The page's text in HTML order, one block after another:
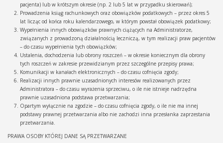
pacjenta) lub w krótszym okresie (np. 2 lub 5 lat w przypadku skierowań);
Prowadzenia ksiąg rachunkowych oraz obowiązków podatkowych – przez okres 5
lat licząc od końca roku kalendarzowego, w którym powstał obowiązek podatkowy;
Wypełnienia innych obowiązków prawnych ciążących na Administratorze,
związanych z prowadzoną działalnością leczniczą, w tym realizacji praw pacjentów
– do czasu wypełnienia tych obowiązków;
Ustalenia, dochodzenia lub obrony roszczeń – w okresie koniecznym dla obrony
tych roszczeń w zakresie przewidzianym przez szczególne przepisy prawa;
Komunikacji w kanałach elektronicznych – do czasu cofnięcia zgody;
Realizacji innych prawnie uzasadnionych interesów realizowanych przez
Administratora – do czasu wyrażenia sprzeciwu, o ile nie istnieje nadrzędna
prawnie uzasadniona podstawa przetwarzania;
Opartym wyłącznie na zgodzie – do czasu cofnięcia zgody, o ile nie ma innej
podstawy prawnej przetwarzania albo nie zachodzi inna przesłanka zaprzestania
przetwarzania.
PRAWA OSOBY KTÓREJ DANE SĄ PRZETWARZANE